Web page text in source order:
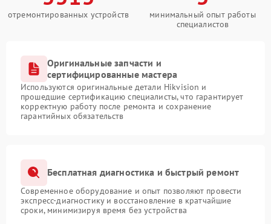
отремонтированных устройств
минимальный опыт работы
специалистов
Оригинальные запчасти и
сертифицированные мастера
Используются оригинальные детали Hikvision и
прошедшие сертификацию специалисты, что гарантирует
корректную работу после ремонта и сохранение
гарантийных обязательств
Бесплатная диагностика и быстрый ремонт
Современное оборудование и опыт позволяют провести
экспресс-диагностику и восстановление в кратчайшие
сроки, минимизируя время без устройства